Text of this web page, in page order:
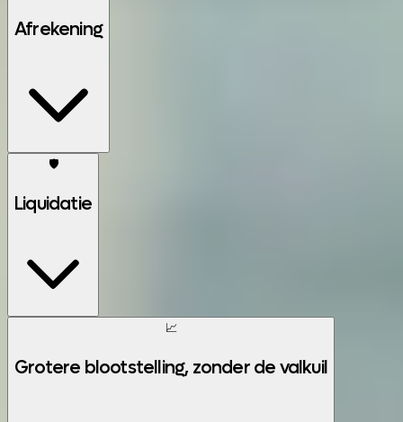
Afrekening
🛡️
Liquidatie
📈
Grotere blootstelling, zonder de valkuil